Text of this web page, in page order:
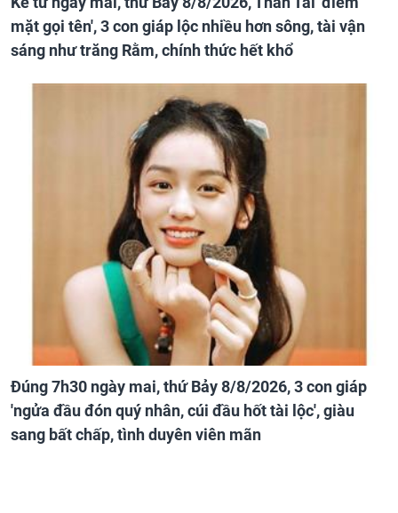
mặt gọi tên', 3 con giáp lộc nhiều hơn sông, tài vận
sáng như trăng Rằm, chính thức hết khổ
Đúng 7h30 ngày mai, thứ Bảy 8/8/2026, 3 con giáp
'ngửa đầu đón quý nhân, cúi đầu hốt tài lộc', giàu
sang bất chấp, tình duyên viên mãn